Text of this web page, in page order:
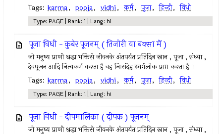
Tags: karma, pooja, vidhi, कर्म, पूजा, हिन्दी, विधी
Type: PAGE | Rank: 1 | Lang: hi
पूजा विधी - कुबेर पूजनम् ( तिजोरी या बक्सा में )
जो मनुष्य प्राणी श्रद्धा भक्तिसे जीवनके अंतपर्यंत प्रतिदिन स्नान , पूजा , संध्या ,
देवपूजन आदि नित्यकर्म करता है वह निःसंदेह स्वर्गलोक प्राप्त करता है ।
Tags: karma, pooja, vidhi, कर्म, पूजा, हिन्दी, विधी
Type: PAGE | Rank: 1 | Lang: hi
पूजा विधी - दीपमालिका ( दीपक ) पूजनम्
जो मनुष्य प्राणी श्रद्धा भक्तिसे जीवनके अंतपर्यंत प्रतिदिन स्नान , पूजा , संध्या ,